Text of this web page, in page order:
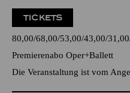
TICKETS
80,00 68,00 53,00 43,00 31,00
Premierenabo Oper+Ballett
Die Veranstaltung ist vom